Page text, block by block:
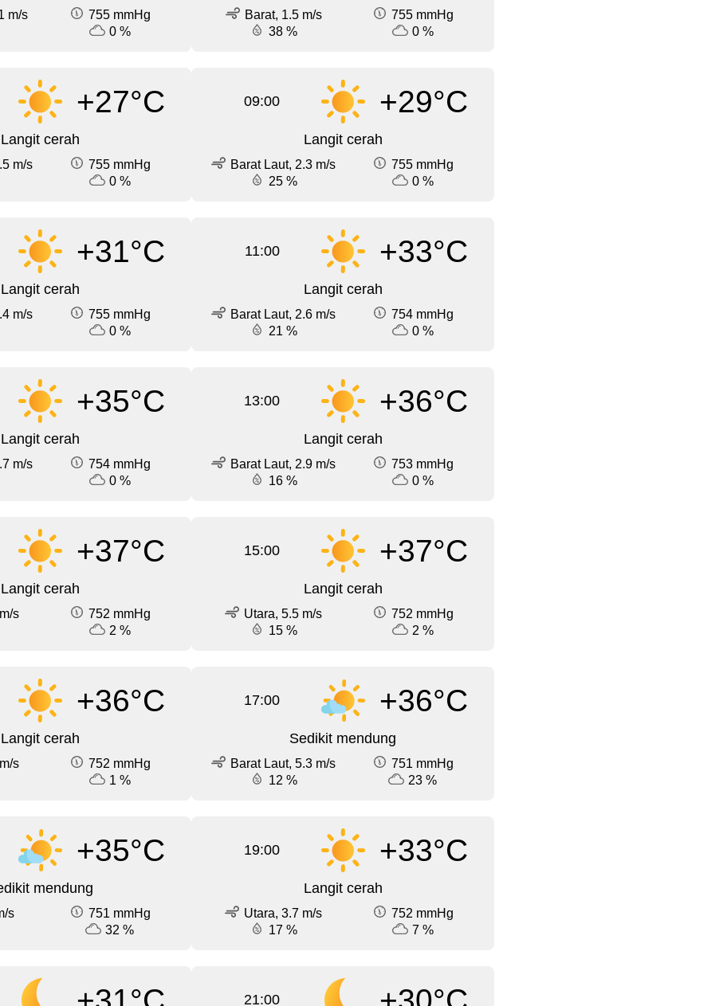
m/s
755 mmHg
0 %
Barat, 1.5 m/s
755 mmHg
38 %
0 %
+27°C
Langit cerah
m/s
755 mmHg
0 %
09:00 +29°C
Langit cerah
Barat Laut, 2.3 m/s
755 mmHg
25 %
0 %
+31°C
Langit cerah
m/s
755 mmHg
0 %
11:00 +33°C
Langit cerah
Barat Laut, 2.6 m/s
754 mmHg
21 %
0 %
+35°C
Langit cerah
m/s
754 mmHg
0 %
13:00 +36°C
Langit cerah
Barat Laut, 2.9 m/s
753 mmHg
16 %
0 %
+37°C
Langit cerah
s
752 mmHg
2 %
15:00 +37°C
Langit cerah
Utara, 5.5 m/s
752 mmHg
15 %
2 %
+36°C
Langit cerah
s
752 mmHg
1 %
17:00 +36°C
Sedikit mendung
Barat Laut, 5.3 m/s
751 mmHg
12 %
23 %
+35°C
mendung
s
751 mmHg
32 %
19:00 +33°C
Langit cerah
Utara, 3.7 m/s
752 mmHg
17 %
7 %
21:00